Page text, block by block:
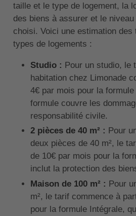
taille et le type de logement, la
des biens à assurer et le
choisi. Voici une estimation des
types de logements :
Studio : Pour un studio, le
habitation chez Limonade
4€ par mois pour la
formule couvre les
responsabilité civile.
2 pièces de 40 m² : Pour
deux pièces de 40 m², le
de 10€ par mois pour la
inclut la protection des
Maison de 100 m² : Pour
m², le tarif commence à
pour la formule Intégrale,